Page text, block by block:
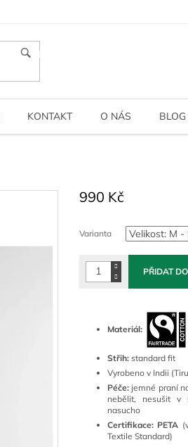
HLEDAT
KONTAKT O NÁS BLOG
990 Kč
cena:
Varianta
PŘIDAT
Materiál:
Střih: standard fit
Vyrobeno v Indii
Péče: jemné praní
nebělit, nesušit v
nasucho
Certifikace: PETA
Textile Standard)